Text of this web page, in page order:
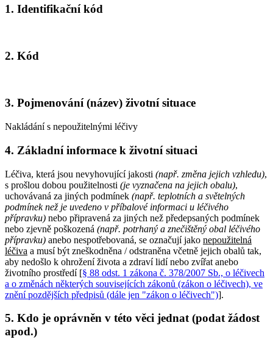
1. Identifikační kód
2. Kód
3. Pojmenování (název) životní situace
Nakládání s nepoužitelnými léčivy
4. Základní informace k životní situaci
Léčiva, která jsou nevyhovující jakosti (např. změna jejich vzhledu),
s prošlou dobou použitelnosti (je vyznačena na jejich obalu),
uchovávaná za jiných podmínek (např. teplotních a světelných
podmínek než je uvedeno v příbalové informaci u léčivého
přípravku) nebo připravená za jiných než předepsaných podmínek
nebo zjevně poškozená (např. potrhaný a znečištěný obal léčivého
přípravku) anebo nespotřebovaná, se označují jako nepoužitelná
léčiva a musí být zneškodněna / odstraněna včetně jejich obalů tak,
aby nedošlo k ohrožení života a zdraví lidí nebo zvířat anebo
životního prostředí [§ 88 odst. 1 zákona č. 378/2007 Sb., o léčivech
a o změnách některých souvisejících zákonů (zákon o léčivech), ve
znění pozdějších předpisů (dále jen "zákon o léčivech")].
5. Kdo je oprávněn v této věci jednat (podat žádost
apod.)